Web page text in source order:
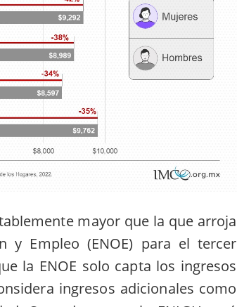
mayor que la que arroja
y Empleo (ENOE) para el tercer
la ENOE solo capta los ingresos
ingresos adicionales como